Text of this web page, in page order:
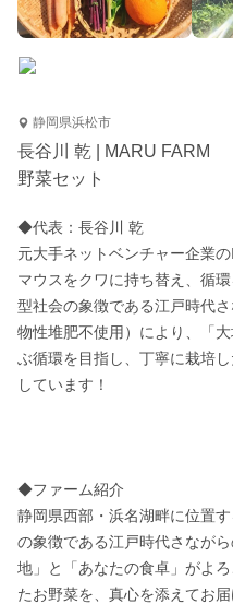
静岡県浜松市
長谷川 乾 | MARU FARM
野菜セット
◆代表：長谷川 乾
元大手ネットベンチャー企業
マウスをクワに持ち替え、循
型社会の象徴である江戸時代
物性堆肥不使用）により、「
ぶ循環を目指し、丁寧に栽培
しています！
◆ファーム紹介
静岡県西部・浜名湖畔に位置
の象徴である江戸時代さなが
地」と「あなたの食卓」がよ
たお野菜を、真心を添えてお